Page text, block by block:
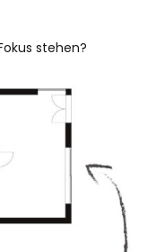
stehen?